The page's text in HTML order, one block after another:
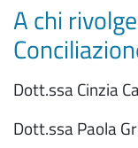
A chi
Dott.ssa Cinzia
Dott.ssa Paola